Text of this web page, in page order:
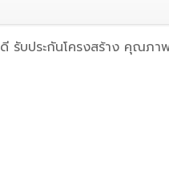
บประกันโครงสร้าง คุณภา